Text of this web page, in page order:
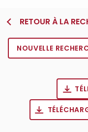
RETOUR À LA
NOUVELLE